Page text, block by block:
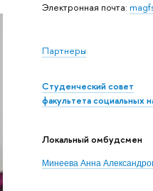
Электронная почта:
Партнеры
Студенческий совет
факультета социальных
Локальный омбудсмен
Минеева Анна